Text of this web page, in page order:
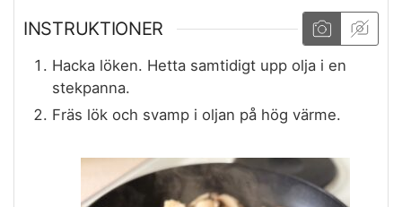
INSTRUKTIONER
Hacka löken. Hetta samtidigt upp olja i en
stekpanna.
Fräs lök och svamp i oljan på hög värme.